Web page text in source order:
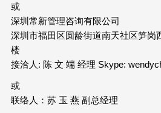
或
深圳常新管理咨询有限公司
深圳市福田区圆龄街道南天社区笋岗
楼
接洽人: 陈 文 端 经理 Skype:
或
联络人：苏 玉 燕 副总经理